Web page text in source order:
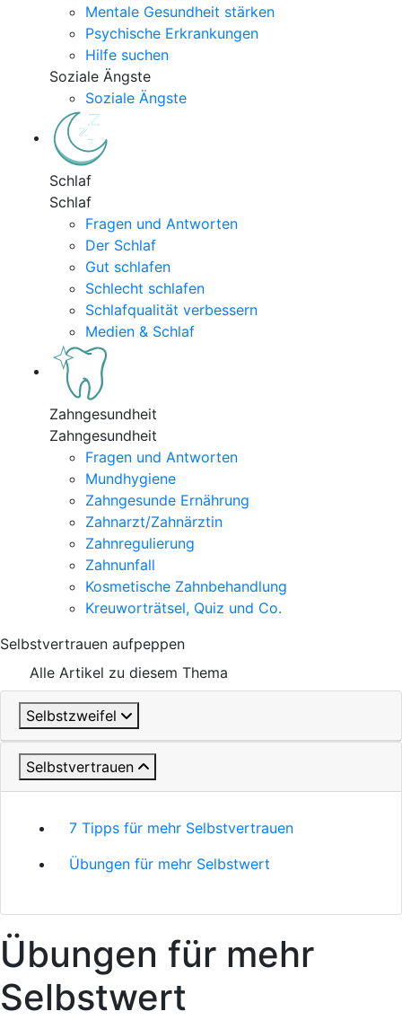
Mentale Gesundheit stärken
Psychische Erkrankungen
Hilfe suchen
Soziale Ängste
Soziale Ängste
Schlaf
Schlaf
Fragen und Antworten
Der Schlaf
Gut schlafen
Schlecht schlafen
Schlafqualität verbessern
Medien & Schlaf
Zahngesundheit
Zahngesundheit
Fragen und Antworten
Mundhygiene
Zahngesunde Ernährung
Zahnarzt/Zahnärztin
Zahnregulierung
Zahnunfall
Kosmetische Zahnbehandlung
Kreuworträtsel, Quiz und Co.
Selbstvertrauen aufpeppen
Alle Artikel zu diesem Thema
Selbstzweifel
Selbstvertrauen
7 Tipps für mehr Selbstvertrauen
Übungen für mehr Selbstwert
Übungen für mehr
Selbstwert